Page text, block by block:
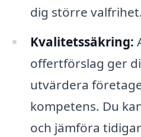
dig större valfrihet.
Kvalitetssäkring:
offertförslag ger
utvärdera
kompetens. Du
och jämföra